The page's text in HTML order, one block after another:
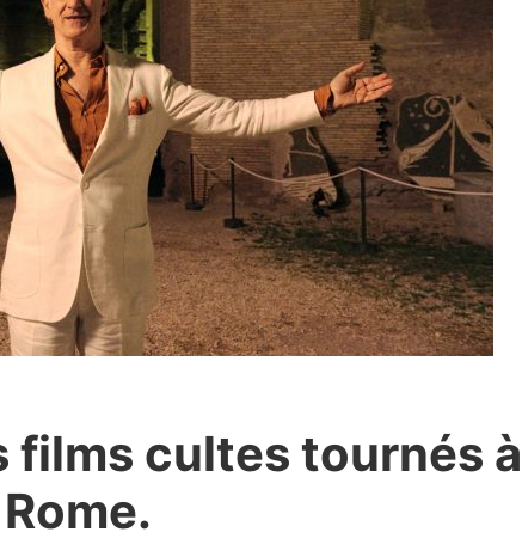
films cultes tournés à
Rome.